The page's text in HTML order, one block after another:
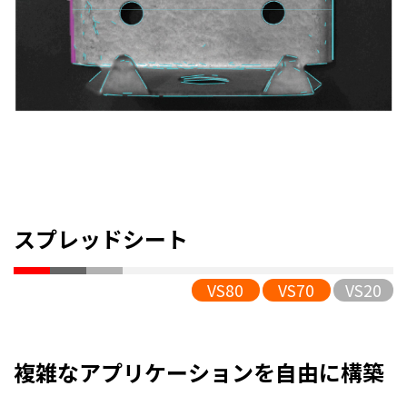
スプレッドシート
VS80 VS70 VS20
複雑なアプリケーションを自由に構築